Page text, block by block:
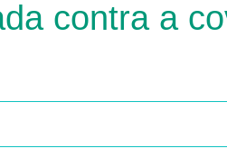
contra a